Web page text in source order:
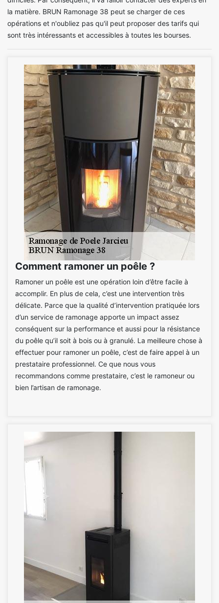
la matière. BRUN Ramonage 38 peut se charger de ces
opérations et n'oubliez pas qu'il peut proposer des tarifs qui
sont très intéressants et accessibles à toutes les bourses.
Comment ramoner un poêle ?
Ramoner un poêle est une opération loin d’être facile à
accomplir. En plus de cela, c’est une intervention très
délicate. Parce que la qualité d’intervention pratiquée lors
d’un service de ramonage apporte un impact assez
conséquent sur la performance et aussi pour la résistance
du poêle qu’il soit à bois ou à granulé. La meilleure chose à
effectuer pour ramoner un poêle, c’est de faire appel à un
prestataire professionnel. Ce que nous vous
recommandons comme prestataire, c’est le ramoneur ou
bien l’artisan de ramonage.